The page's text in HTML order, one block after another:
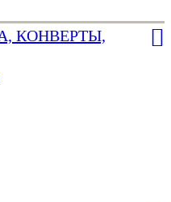
КОНВЕРТЫ,